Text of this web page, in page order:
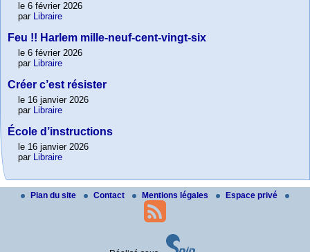
le 6 février 2026
par Libraire
Feu !! Harlem mille-neuf-cent-vingt-six
le 6 février 2026
par Libraire
Créer c’est résister
le 16 janvier 2026
par Libraire
École d’instructions
le 16 janvier 2026
par Libraire
Plan du site Contact Mentions légales Espace privé